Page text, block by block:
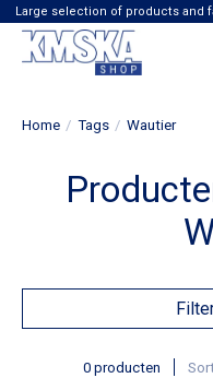
Large selection of products and
Home / Tags / Wautier
0 producten